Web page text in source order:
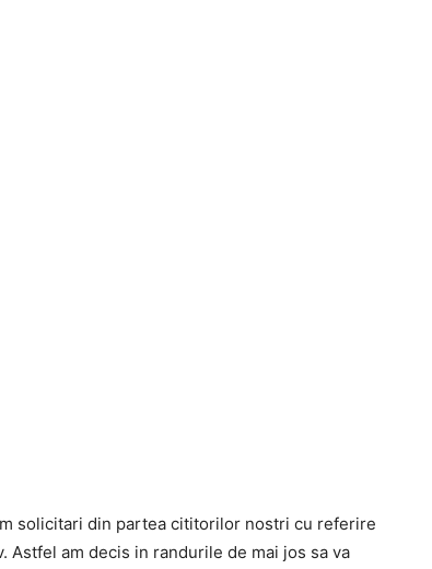
solicitari din partea cititorilor nostri cu referire
Astfel am decis in randurile de mai jos sa va